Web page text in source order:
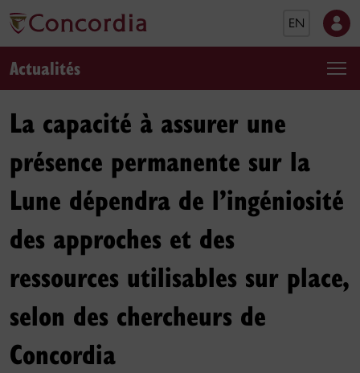
EN
Actualités
La capacité à assurer une
présence permanente sur la
Lune dépendra de l’ingéniosité
des approches et des
ressources utilisables sur place,
selon des chercheurs de
Concordia